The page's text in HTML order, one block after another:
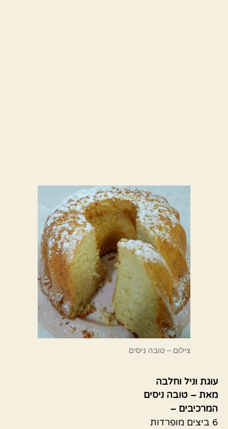
צילום – טובה ניסים
עוגת וניל וחלבה
מאת – טובה ניסים
המרכיבים –
6 ביצים מופרדות